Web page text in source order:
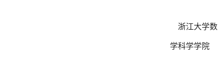
浙江大学数
学科学学院